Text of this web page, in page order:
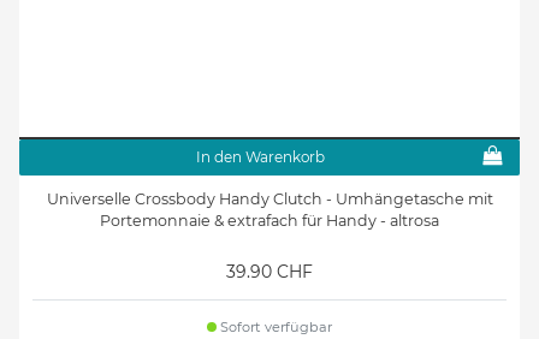
In den Warenkorb
Universelle Crossbody Handy Clutch - Umhängetasche mit
Portemonnaie & extrafach für Handy - altrosa
39.90 CHF
Sofort verfügbar